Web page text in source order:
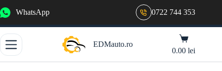
la
WhatsApp 0722 744 353
EDMauto.ro
Coș
de
cumpărături
0.00lei